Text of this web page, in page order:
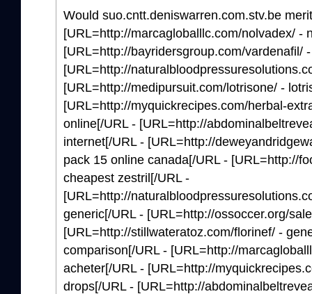
Would suo.cntt.deniswarren.com.stv.be
[URL=http://marcagloballlc.com/nolvadex/ -
[URL=http://bayridersgroup.com/vardenafil/
[URL=http://
[URL=http://medipursuit.com/lotrisone/ -
[URL=http://myquickrecipes.com/herbal-
online[/URL - [URL=http://
internet[/URL - [URL=http://
pack 15 online canada[/URL - [URL=http://
cheapest zestril[/URL -
[URL=http://
generic[/URL - [URL=http://ossoccer.org/
[URL=http://stillwateratoz.com/florinef/ -
comparison[/URL - [URL=http://
acheter[/URL - [URL=http://
drops[/URL - [URL=http://